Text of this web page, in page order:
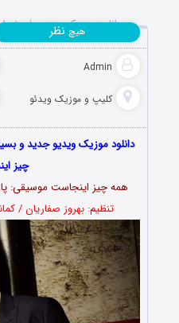
دانلود موزیک ویدیو علی
Admin
کلیپ و موزیک ویدئو
هیچ نظر
دانلود موزیک ویدیو جدید و
چیز
همه چیز اینجاست موسیقی:
تنظیم: بهروز صفاریان /